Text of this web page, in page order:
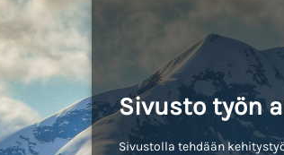
Sivusto työn
Sivustolla tehdään